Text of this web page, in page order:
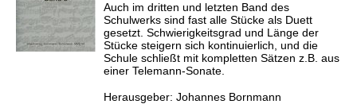
Auch im dritten und letzten Band des
Schulwerks sind fast alle Stücke als Duett
gesetzt. Schwierigkeitsgrad und Länge der
Stücke steigern sich kontinuierlich, und die
Schule schließt mit kompletten Sätzen z.B. aus
einer Telemann-Sonate.
Herausgeber: Johannes Bornmann